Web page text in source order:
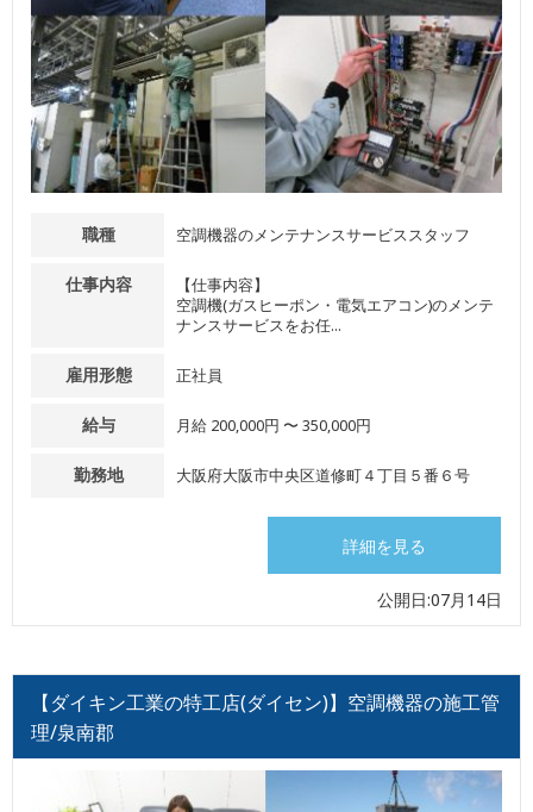
職種 空調機器のメンテナンスサービススタッフ
仕事内容
【仕事内容】
空調機(ガスヒーポン・電気エアコン)のメンテ
ナンスサービスをお任...
雇用形態 正社員
給与 月給 200,000円 〜 350,000円
勤務地 大阪府大阪市中央区道修町４丁目５番６号
詳細を見る
公開日:07月14日
【ダイキン工業の特工店(ダイセン)】空調機器の施工管
理/泉南郡